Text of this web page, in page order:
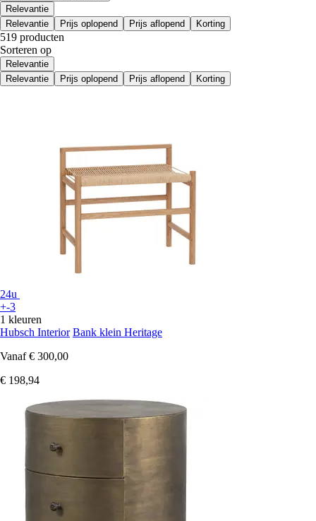
Relevantie
Relevantie
Prijs oplopend Prijs aflopend Korting
519 producten
Sorteren op
Relevantie
Relevantie
Prijs oplopend Prijs aflopend Korting
24u
+-3
1 kleuren
Hubsch Interior Bank klein Heritage
Vanaf € 300,00
€ 198,94